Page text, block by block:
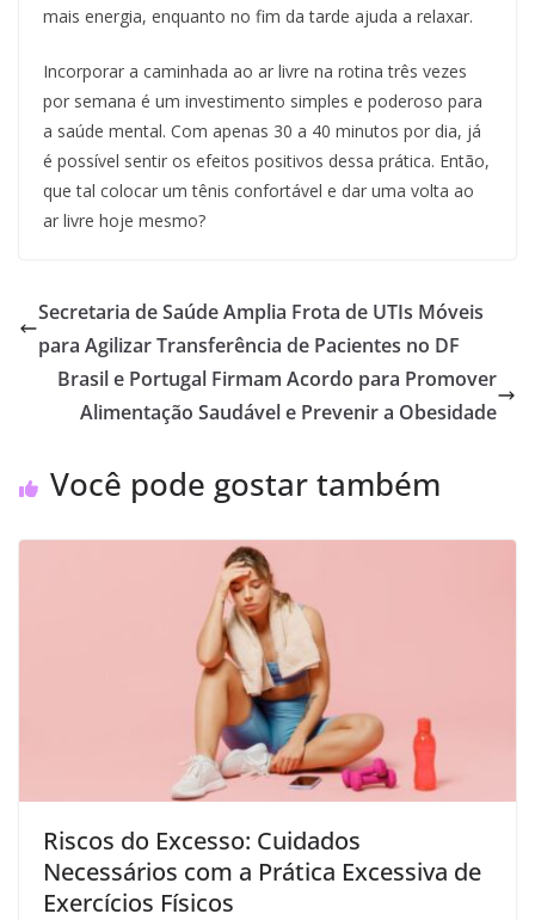
mais energia, enquanto no fim da tarde ajuda a relaxar.
Incorporar a caminhada ao ar livre na rotina três vezes
por semana é um investimento simples e poderoso para
a saúde mental. Com apenas 30 a 40 minutos por dia, já
é possível sentir os efeitos positivos dessa prática. Então,
que tal colocar um tênis confortável e dar uma volta ao
ar livre hoje mesmo?
Secretaria de Saúde Amplia Frota de UTIs Móveis
para Agilizar Transferência de Pacientes no DF
Brasil e Portugal Firmam Acordo para Promover
Alimentação Saudável e Prevenir a Obesidade
Você pode gostar também
Riscos do Excesso: Cuidados
Necessários com a Prática Excessiva de
Exercícios Físicos